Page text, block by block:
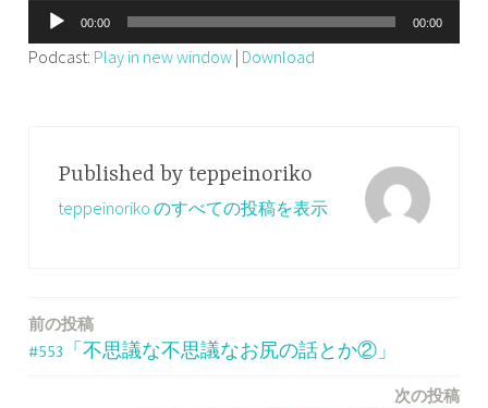
声
プ
00:00 00:00
Podcast: Play in new window | Download
Published by teppeinoriko
teppeinoriko のすべての投稿を表示
投
前の投稿
#553「不思議な不思議なお尻の話とか②」
次の投稿